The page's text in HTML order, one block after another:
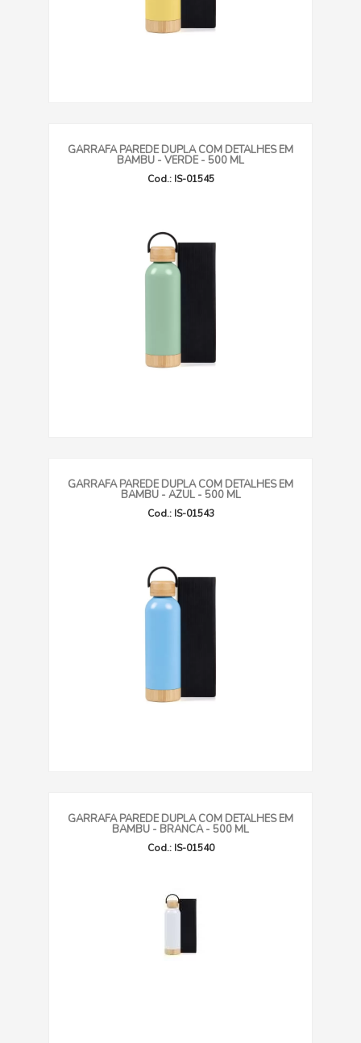
GARRAFA PAREDE DUPLA COM DETALHES EM
BAMBU - VERDE - 500 ML
Cod.: IS-01545
GARRAFA PAREDE DUPLA COM DETALHES EM
BAMBU - AZUL - 500 ML
Cod.: IS-01543
GARRAFA PAREDE DUPLA COM DETALHES EM
BAMBU - BRANCA - 500 ML
Cod.: IS-01540